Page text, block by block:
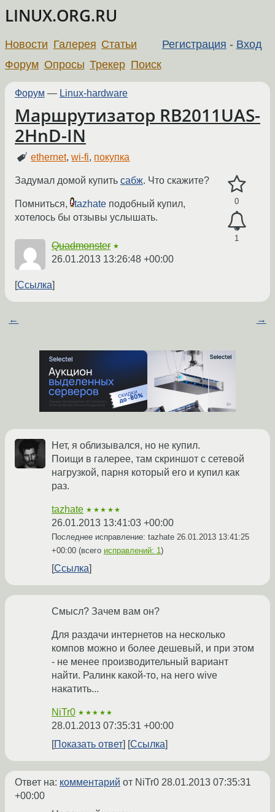
LINUX.ORG.RU
Регистрация - Вход
Новости Галерея Статьи
Форум Опросы Трекер Поиск
Форум — Linux-hardware
Маршрутизатор RB2011UAS-
2HnD-IN
ethernet,wi-fi, покупка
0
1
Задумал домой купить сабж. Что скажите?
Помниться, tazhate подобный купил,
хотелось бы отзывы услышать.
Quadmonster ★
26.01.2013 13:26:48 +00:00
Ссылка
← →
Нет, я облизывался, но не купил.
Поищи в галерее, там скриншот с сетевой
нагрузкой, парня который его и купил как
раз.
tazhate ★★★★★
26.01.2013 13:41:03 +00:00
Последнее исправление: tazhate 26.01.2013 13:41:25
+00:00 (всего исправлений: 1)
Ссылка
Смысл? Зачем вам он?
Для раздачи интернетов на несколько
компов можно и более дешевый, и при этом
- не менее производительный вариант
найти. Ралинк какой-то, на него wive
накатить...
NiTr0 ★★★★★
28.01.2013 07:35:31 +00:00
Показать ответ
Ссылка
Ответ на: комментарий от NiTr0 28.01.2013 07:35:31
+00:00